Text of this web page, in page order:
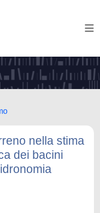
nella stima
dei bacini